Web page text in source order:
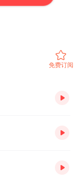
免费订阅